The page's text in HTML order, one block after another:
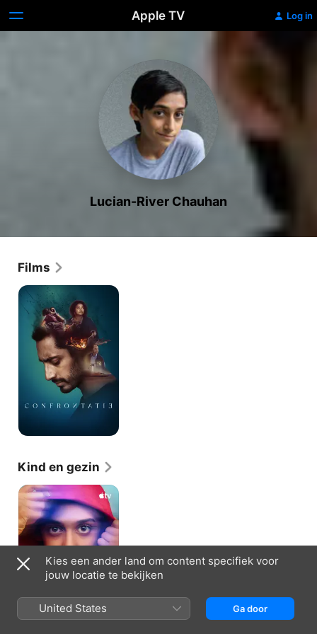
Apple TV Log in
Lucian-River Chauhan
Films
Confrontatie
Kind en gezin
Me
Kies een ander land om content specifiek voor
jouw locatie te bekijken
United States Ga door